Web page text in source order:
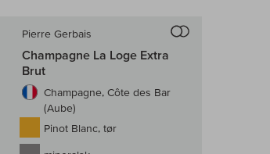
Pierre Gerbais
Champagne La Loge Extra
Brut
Champagne, Côte des Bar
(Aube)
Pinot Blanc, tør